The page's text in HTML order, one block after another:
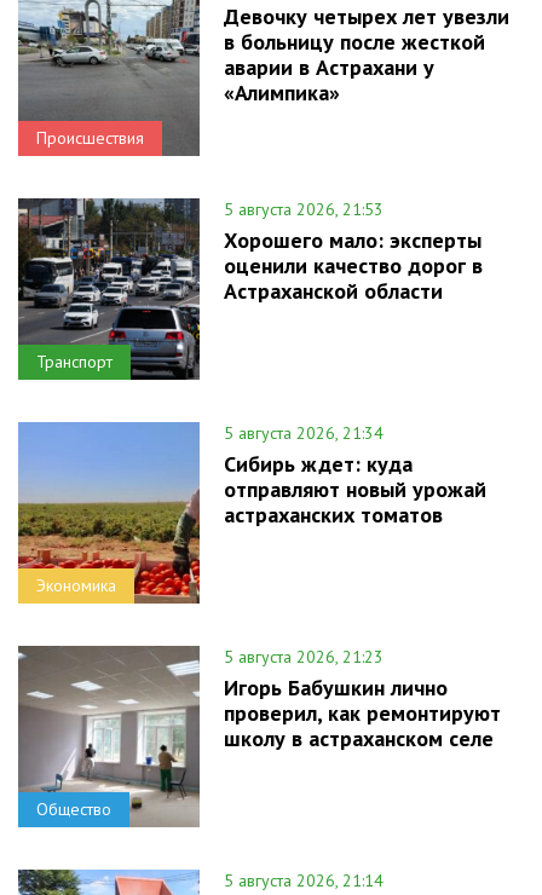
Происшествия
Девочку четырех лет увезли
в больницу после жесткой
аварии в Астрахани у
«Алимпика»
Транспорт
5 августа 2026, 21:53
Хорошего мало: эксперты
оценили качество дорог в
Астраханской области
Экономика
5 августа 2026, 21:34
Сибирь ждет: куда
отправляют новый урожай
астраханских томатов
Общество
5 августа 2026, 21:23
Игорь Бабушкин лично
проверил, как ремонтируют
школу в астраханском селе
5 августа 2026, 21:14